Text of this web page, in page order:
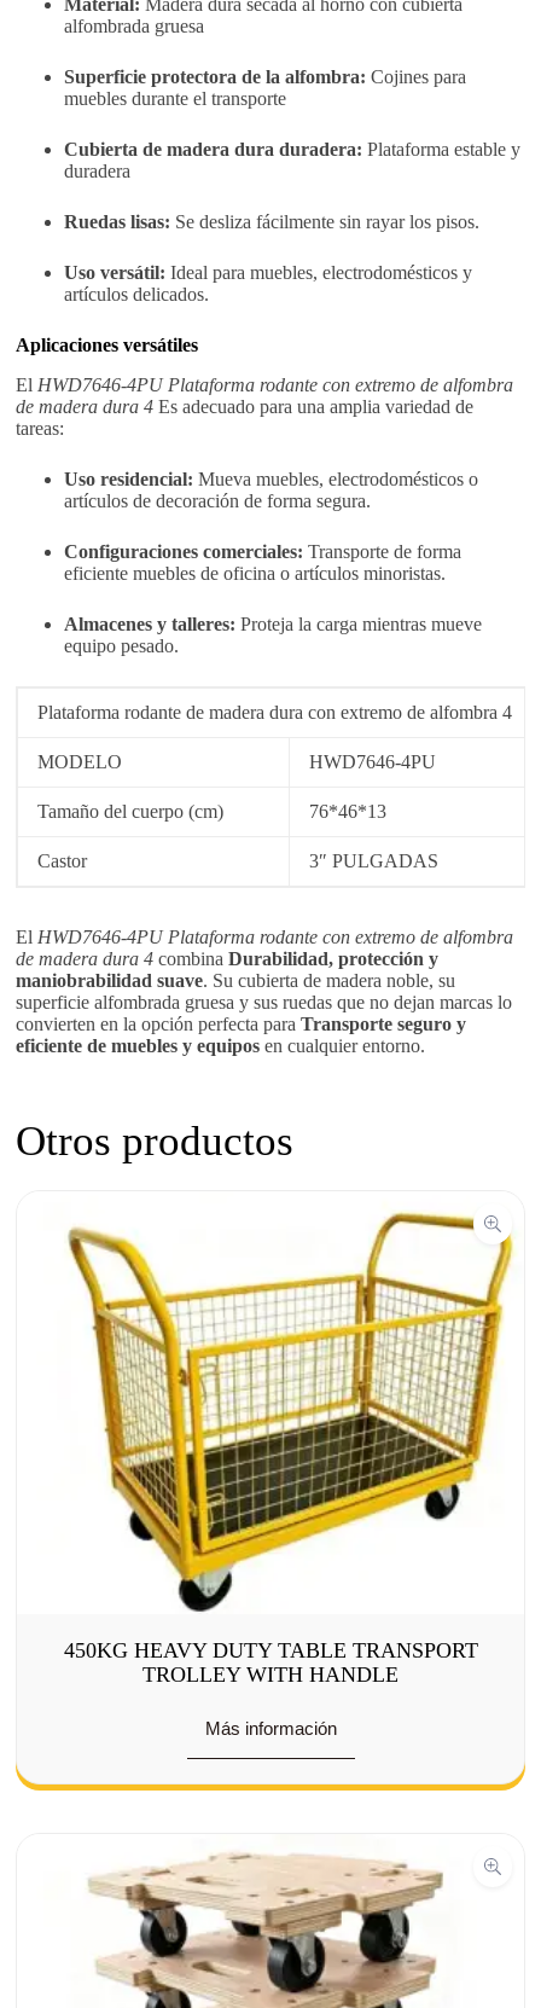
alfombrada gruesa
Superficie protectora de la alfombra: Cojines para
muebles durante el transporte
Cubierta de madera dura duradera: Plataforma estable y
duradera
Ruedas lisas: Se desliza fácilmente sin rayar los pisos.
Uso versátil: Ideal para muebles, electrodomésticos y
artículos delicados.
Aplicaciones versátiles
El HWD7646-4PU Plataforma rodante con extremo de alfombra
de madera dura 4 Es adecuado para una amplia variedad de
tareas:
Uso residencial: Mueva muebles, electrodomésticos o
artículos de decoración de forma segura.
Configuraciones comerciales: Transporte de forma
eficiente muebles de oficina o artículos minoristas.
Almacenes y talleres: Proteja la carga mientras mueve
equipo pesado.
Plataforma rodante de madera dura con extremo de alfombra 4
MODELO HWD7646-4PU
Tamaño del cuerpo (cm) 76*46*13
Castor 3″ PULGADAS
El HWD7646-4PU Plataforma rodante con extremo de alfombra
de madera dura 4 combinaDurabilidad, protección y
maniobrabilidad suave. Su cubierta de madera noble, su
superficie alfombrada gruesa y sus ruedas que no dejan marcas lo
convierten en la opción perfecta paraTransporte seguro y
eficiente de muebles y equipos en cualquier entorno.
Otros productos
450KG HEAVY DUTY TABLE TRANSPORT
TROLLEY WITH HANDLE
Más información